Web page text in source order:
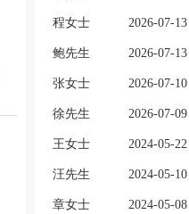
程女士 2026-07-13
鲍先生 2026-07-13
张女士 2026-07-10
徐先生 2026-07-09
王女士 2024-05-22
汪先生 2024-05-10
章女士 2024-05-08